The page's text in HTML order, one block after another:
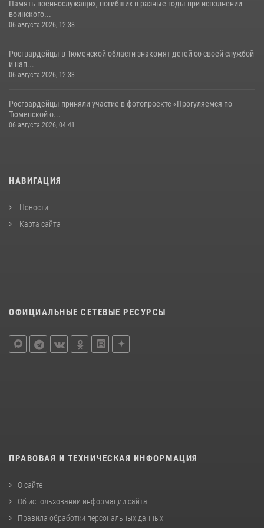
Память военнослужащих, погибших в разные годы при исполнении
воинского...
06 августа 2026, 12:38
Росгвардейцы в Тюменской области знакомят детей со своей службой
и нап...
06 августа 2026, 12:33
Росгвардейцы приняли участие в фотопроекте «Прогуляемся по
Тюменской о...
06 августа 2026, 04:41
НАВИГАЦИЯ
Новости
Карта сайта
ОФИЦИАЛЬНЫЕ СЕТЕВЫЕ РЕСУРСЫ
ПРАВОВАЯ И ТЕХНИЧЕСКАЯ ИНФОРМАЦИЯ
О сайте
Об использовании информации сайта
Правила обработки персональных данных